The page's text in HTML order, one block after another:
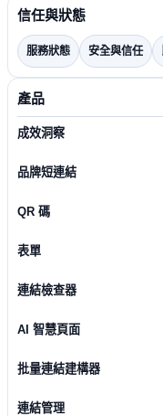
信任與狀態
服務狀態 安全與信任
產品
成效洞察
品牌短連結
QR 碼
表單
連結檢查器
AI 智慧頁面
批量連結建構器
連結管理